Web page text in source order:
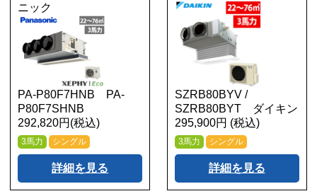
ニック
PA-P80F7HNB PA-
P80F7SHNB
292,820円(税込)
3馬力 シングル
詳細を見る
SZRB80BYV /
SZRB80BYT ダイキン
295,900円 (税込)
3馬力 シングル
詳細を見る